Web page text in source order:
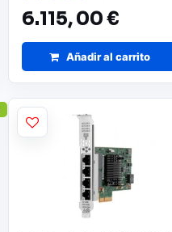
6.115,00 €
Añadir al carrito